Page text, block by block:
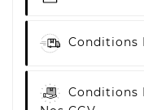
Conditions
Conditions